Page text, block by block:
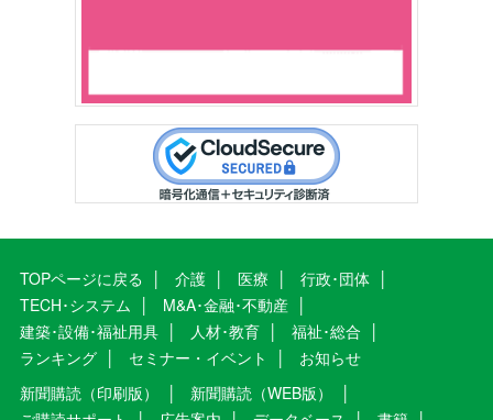
TOPページに戻る 介護 医療
行政･団体
TECH･システム
M&A･金融･不動産
建築･設備･福祉用具
人材･教育
福祉･総合
ランキング
セミナー・イベント
お知らせ
新聞購読（印刷版）
新聞購読（WEB版）